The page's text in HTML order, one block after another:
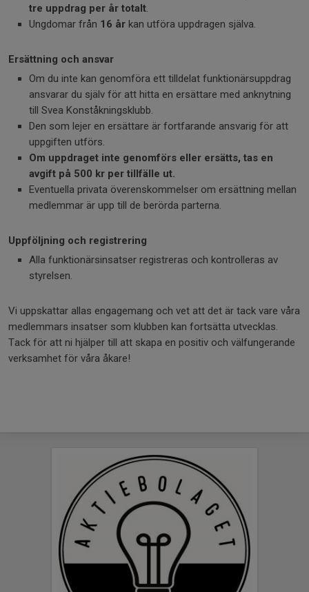
tre uppdrag per år totalt
Ungdomar från 16 år kan utföra uppdragen själva.
Ersättning och ansvar
Om du inte kan genomföra ett tilldelat funktionärsuppdrag
ansvarar du själv för att hitta en ersättare med anknytning
till Svea Konståkningsklubb.
Den som lejer en ersättare är fortfarande ansvarig för att
uppgiften utförs.
Om uppdraget inte genomförs eller ersätts, tas en
avgift på 500 kr per tillfälle ut.
Eventuella privata överenskommelser om ersättning mellan
medlemmar är upp till de berörda parterna.
Uppföljning och registrering
Alla funktionärsinsatser registreras och kontrolleras av
styrelsen.
Vi uppskattar allas engagemang och vet att det är tack vare våra
medlemmars insatser som klubben kan fortsätta utvecklas.
Tack för att ni hjälper till att skapa en positiv och välfungerande
verksamhet för våra åkare!